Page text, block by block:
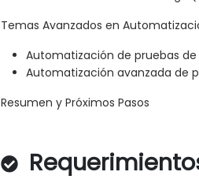
Temas Avanzados en
Automatización de pruebas de
Automatización avanzada de
Resumen y Próximos Pasos